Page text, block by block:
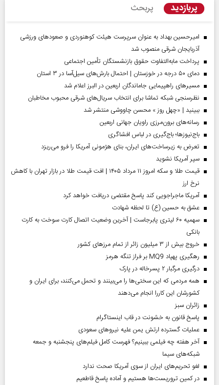
پربازدید پربحث
امیرحسین بهداد به عنوان سرپرست هیئت کوهنوردی و صعودهای ورزشی
آذربایجان شرقی منصوب شد
پرداخت مابه‌التفاوت حقوق بازنشستگان تأمین اجتماعی
دمای ۵۰ درجه در خوزستان | احتمال بارش‌های سیل‌آسا در ۳ استان
مسیر‌های راهپیمایی جاماندگان اربعین در البرز اعلام شد
نظرسنجی شبکه تماشا برای انتخاب سریال‌های شرقی محبوب مخاطبان
ببینید | «چهل روز » محسن چاووشی منتشر شد
رسانه‌های برون‌مرزی راویان جهانی اربعین
باج‌نیوزها؛ باج‌گیری در لباس افشاگری
تعرض به زیرساخت‌های ایران، بنای هژمونی آمریکا را فرو می‌ریزد
سپر آمریکا نشوید
قیمت طلا و سکه امروز ۱۱ مرداد ۱۴۰۵ | افت قیمت طلا در بازار تهران با کاهش
نرخ ارز
آمریکا ماجراجویی کند پاسخ مقتضی دریافت خواهد کرد
عشق به حسین (ع) تا لحظه شهادت
سهمیه ۶۰ لیتری پابرجاست | آخرین وضعیت اتصال کارت سوخت به کارت
بانکی
خروج بیش از ۳ میلیون زائر از تمام مرز‌های کشور
رهگیری پهپاد MQ9 بر فراز تنگه هرمز
درگیری مرگبار ۲ پسرخاله در پارک
همه مردمی که این سختی‌ها را می‌بینند و تحمل می‌کنند، برای ایران و
کشورشان این کاررا انجام می‌دهند
‌زائران سبز
پاسخ قانون به خشونت در قاب اینستاگرام
عملیات گسترده ارتش یمن علیه نیروهای سعودی
آخر هفته چه فیلمی ببینیم؟ فهرست کامل فیلم‌های پنجشنبه و جمعه
شبکه‌های سیما
لغو تحریم‌های ایران از سوی آمریکا صحت ندارد
در کمین تروریست‌ها هستیم و آماده پاسخ قاطعیم